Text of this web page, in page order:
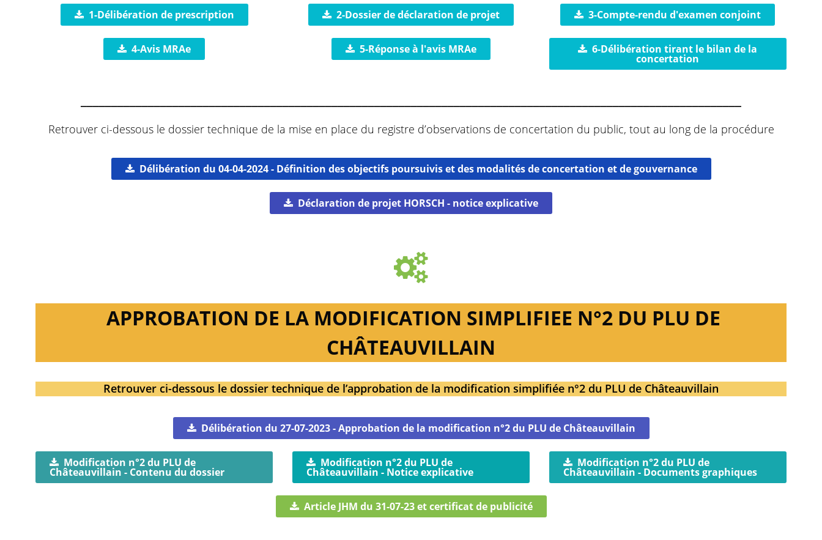
1-Délibération de prescription 2-Dossier de déclaration de projet 3-Compte-rendu d'examen conjoint
4-Avis MRAe 5-Réponse à l'avis MRAe 6-Délibération tirant le bilan de la
concertation
Retrouver ci-dessous le dossier technique de la mise en place du registre d’observations de concertation du public, tout au long de la procédure
Délibération du 04-04-2024 - Définition des objectifs poursuivis et des modalités de concertation et de gouvernance
Déclaration de projet HORSCH - notice explicative
APPROBATION DE LA MODIFICATION SIMPLIFIEE N°2 DU PLU DE
CHÂTEAUVILLAIN
Retrouver ci-dessous le dossier technique de l’approbation de la modification simplifiée n°2 du PLU de Châteauvillain
Délibération du 27-07-2023 - Approbation de la modification n°2 du PLU de Châteauvillain
Modification n°2 du PLU de
Châteauvillain - Contenu du dossier
Modification n°2 du PLU de
Châteauvillain - Notice explicative
Modification n°2 du PLU de
Châteauvillain - Documents graphiques
Article JHM du 31-07-23 et certificat de publicité